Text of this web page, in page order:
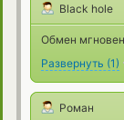
Black hole
Обмен
Развернуть (1)
Роман